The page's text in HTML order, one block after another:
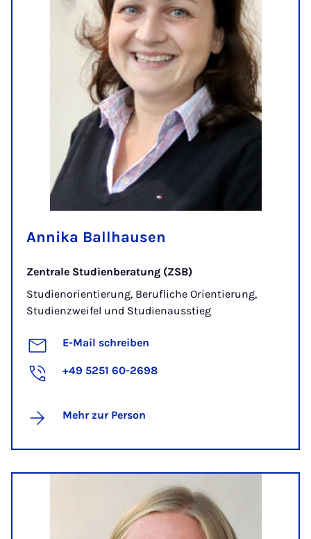
Annika Ballhausen
Zentrale Studienberatung (ZSB)
Studienorientierung, Berufliche Orientierung,
Studienzweifel und Studienausstieg
E-Mail schreiben
+49 5251 60-2698
Mehr zur Person